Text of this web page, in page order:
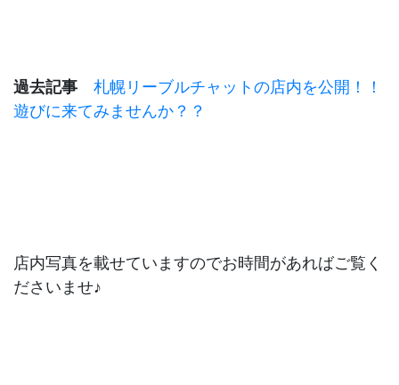
過去記事
札幌リーブルチャットの店内を公開！！
遊びに来てみませんか？？
店内写真を載せていますのでお時間があればご覧く
ださいませ♪